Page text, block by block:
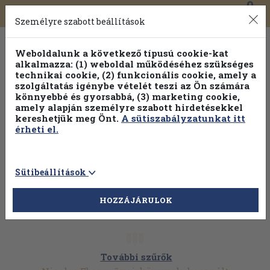
Toggle
navigation
0
További szűrők
Személyre szabott beállítások
Weboldalunk a következő típusú cookie-kat
alkalmazza: (1) weboldal működéséhez szükséges
technikai cookie, (2) funkcionális cookie, amely a
szolgáltatás igénybe vételét teszi az Ön számára
könnyebbé és gyorsabbá, (3) marketing cookie,
amely alapján személyre szabott hirdetésekkel
kereshetjük meg Önt. A sütiszabályzatunkat itt
érheti el.
Sütibeállítások
HOZZÁJÁRULOK